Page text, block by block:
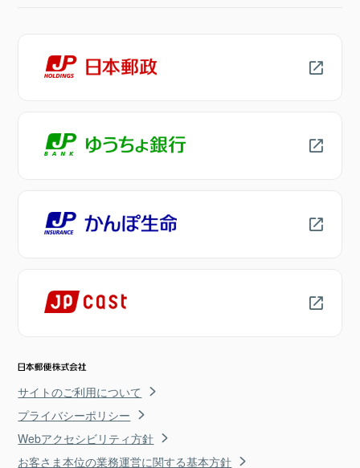
サイトのご利用について
プライバシーポリシー
Webアクセシビリティ方針
お客さま本位の業務運営に関する基本方針